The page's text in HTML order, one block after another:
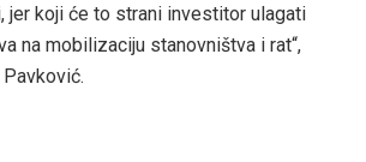
jer koji će to strani investitor ulagati
na mobilizaciju stanovništva i rat“,